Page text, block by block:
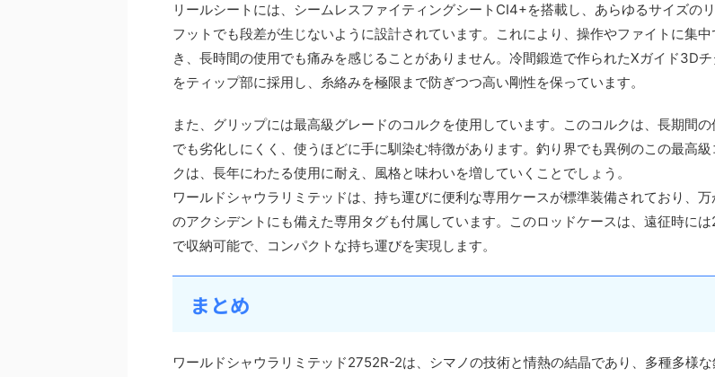
リールシートには、シームレスファイティングシートCI4+を搭載し、あらゆるサイズの
フットでも段差が生じないように設計されています。これにより、操作やファイトに集中
き、長時間の使用でも痛みを感じることがありません。冷間鍛造で作られたXガイド3Dチ
をティップ部に採用し、糸絡みを極限まで防ぎつつ高い剛性を保っています。
また、グリップには最高級グレードのコルクを使用しています。このコルクは、長期間の
でも劣化しにくく、使うほどに手に馴染む特徴があります。釣り界でも異例のこの最高級
クは、長年にわたる使用に耐え、風格と味わいを増していくことでしょう。
ワールドシャウラリミテッドは、持ち運びに便利な専用ケースが標準装備されており、万
のアクシデントにも備えた専用タグも付属しています。このロッドケースは、遠征時には
で収納可能で、コンパクトな持ち運びを実現します。
まとめ
ワールドシャウラリミテッド2752R-2は、シマノの技術と情熱の結晶であり、多種多様な